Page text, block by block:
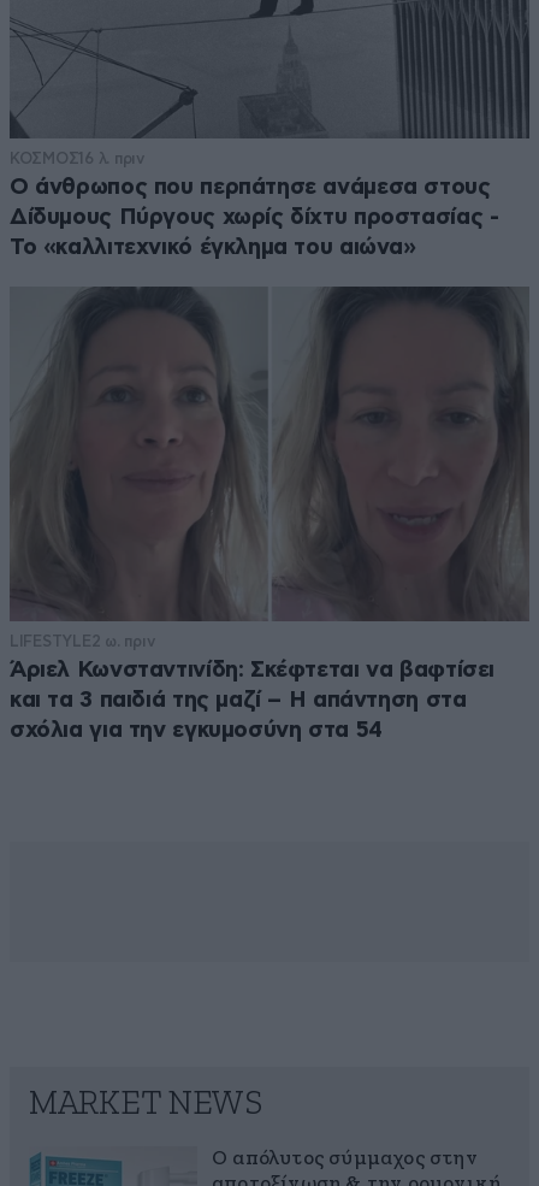
ΚΟΣΜΟΣ16 λ. πριν
Ο άνθρωπος που περπάτησε ανάμεσα στους
Δίδυμους Πύργους χωρίς δίχτυ προστασίας -
Το «καλλιτεχνικό έγκλημα του αιώνα»
LIFESTYLE2 ω. πριν
Άριελ Κωνσταντινίδη: Σκέφτεται να βαφτίσει
και τα 3 παιδιά της μαζί – Η απάντηση στα
σχόλια για την εγκυμοσύνη στα 54
MARKET NEWS
Ο απόλυτος σύμμαχος στην